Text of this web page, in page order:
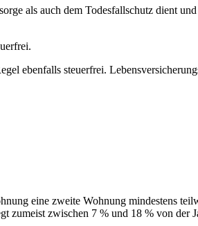
als auch dem Todesfallschutz dient
ebenfalls steuerfrei.
eine zweite Wohnung mindestens
zumeist zwischen 7 % und 18 % von der